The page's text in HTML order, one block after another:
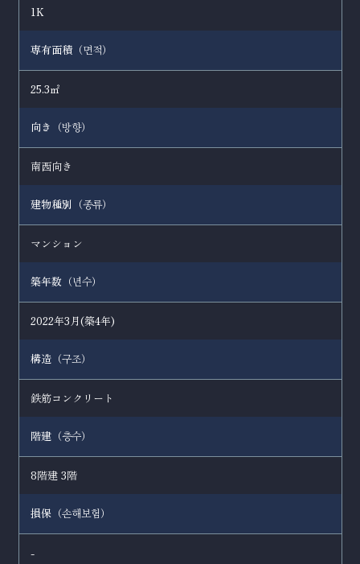
1K
専有面積（면적）
25.3㎡
向き（방향）
南西向き
建物種別（종류）
マンション
築年数（년수）
2022年3月(築4年)
構造（구조）
鉄筋コンクリート
階建（층수）
8階建 3階
損保（손해보험 ）
-